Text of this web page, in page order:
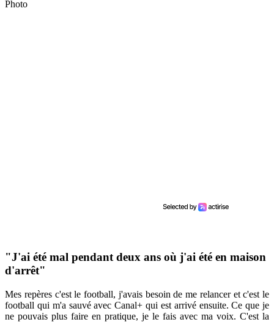
Photo
"J'ai été mal pendant deux ans où j'ai été en maison
d'arrêt"
Mes repères c'est le football, j'avais besoin de me relancer et c'est le
football qui m'a sauvé avec Canal+ qui est arrivé ensuite. Ce que je
ne pouvais plus faire en pratique, je le fais avec ma voix. C'est la